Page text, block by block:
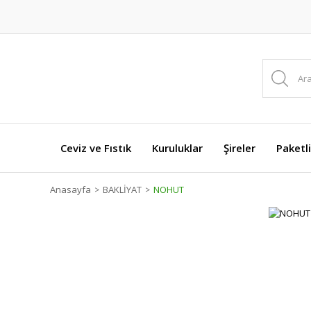
Ceviz ve Fıstık Kuruluklar Şireler
Anasayfa BAKLİYAT NOHUT